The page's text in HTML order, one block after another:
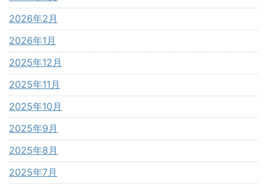
2026年2月
2026年1月
2025年12月
2025年11月
2025年10月
2025年9月
2025年8月
2025年7月